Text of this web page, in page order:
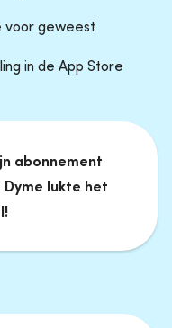
voor geweest
in de App Store
abonnement
lukte het